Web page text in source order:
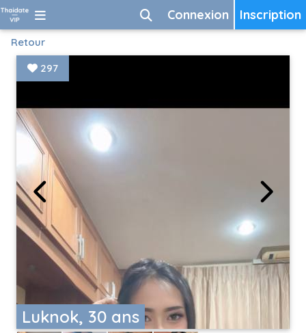
Inscription
Connexion
Retour
Luknok, 30 ans
297